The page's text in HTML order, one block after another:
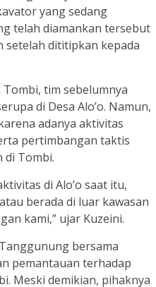
yang sedang
telah diamankan tersebut
setelah dititipkan kepada
Tombi, tim sebelumnya
di Desa Alo’o. Namun,
adanya aktivitas
pertimbangan taktis
di Tombi.
di Alo’o saat itu,
berada di luar kawasan
kami,” ujar Kuzeini.
bersama
pemantauan terhadap
Meski demikian, pihaknya